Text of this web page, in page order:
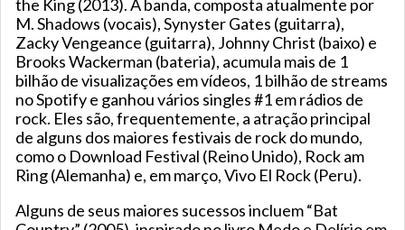
the King (2013). A banda, composta atualmente por
M. Shadows (vocais), Synyster Gates (guitarra),
Zacky Vengeance (guitarra), Johnny Christ (baixo) e
Brooks Wackerman (bateria), acumula mais de 1
bilhão de visualizações em vídeos, 1 bilhão de streams
no Spotify e ganhou vários singles #1 em rádios de
rock. Eles são, frequentemente, a atração principal
de alguns dos maiores festivais de rock do mundo,
como o Download Festival (Reino Unido), Rock am
Ring (Alemanha) e, em março, Vivo El Rock (Peru).
Alguns de seus maiores sucessos incluem “Bat